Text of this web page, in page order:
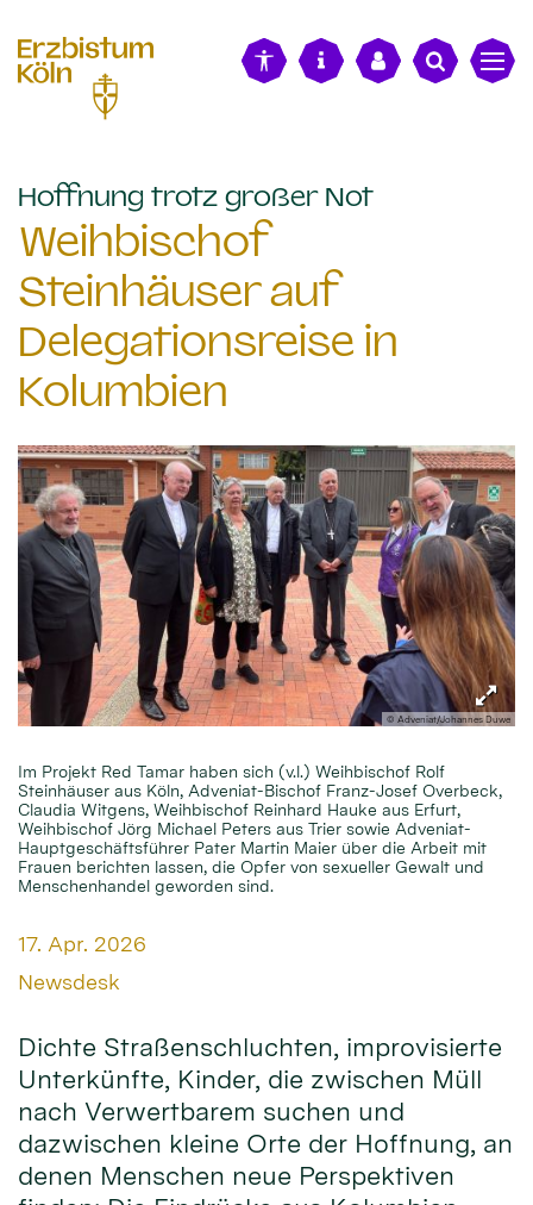
Hoffnung trotz großer Not:
Weihbischof
Steinhäuser auf
Delegationsreise in
Kolumbien
© Adveniat/Johannes Duwe
Im Projekt Red Tamar haben sich (v.l.) Weihbischof Rolf
Steinhäuser aus Köln, Adveniat-Bischof Franz-Josef Overbeck,
Claudia Witgens, Weihbischof Reinhard Hauke aus Erfurt,
Weihbischof Jörg Michael Peters aus Trier sowie Adveniat-
Hauptgeschäftsführer Pater Martin Maier über die Arbeit mit
Frauen berichten lassen, die Opfer von sexueller Gewalt und
Menschenhandel geworden sind.
Datum:
17. Apr. 2026
Von:
Newsdesk
Dichte Straßenschluchten, improvisierte
Unterkünfte, Kinder, die zwischen Müll
nach Verwertbarem suchen und
dazwischen kleine Orte der Hoffnung, an
denen Menschen neue Perspektiven